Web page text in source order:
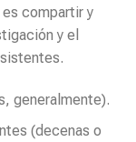
compartir y
y el
generalmente).
(decenas o